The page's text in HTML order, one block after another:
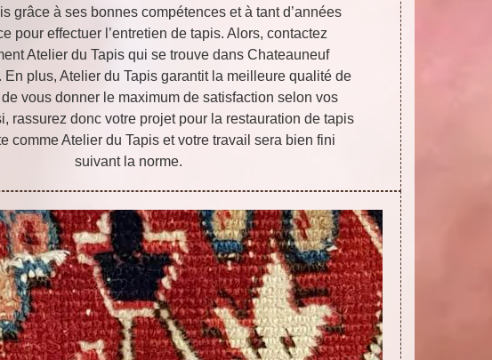
grâce à ses bonnes compétences et à tant d’années
pour effectuer l’entretien de tapis. Alors, contactez
Atelier du Tapis qui se trouve dans Chateauneuf
En plus, Atelier du Tapis garantit la meilleure qualité de
vous donner le maximum de satisfaction selon vos
rassurez donc votre projet pour la restauration de tapis
comme Atelier du Tapis et votre travail sera bien fini
suivant la norme.